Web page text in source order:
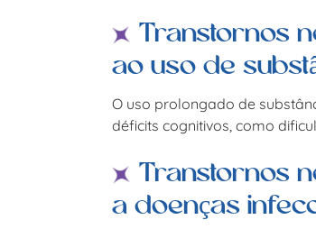
Transtornos
ao uso de
O uso prolongado de
déficits cognitivos, como
Transtornos
a doenças